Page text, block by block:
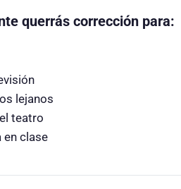
querrás corrección para:
lejanos
teatro
en clase